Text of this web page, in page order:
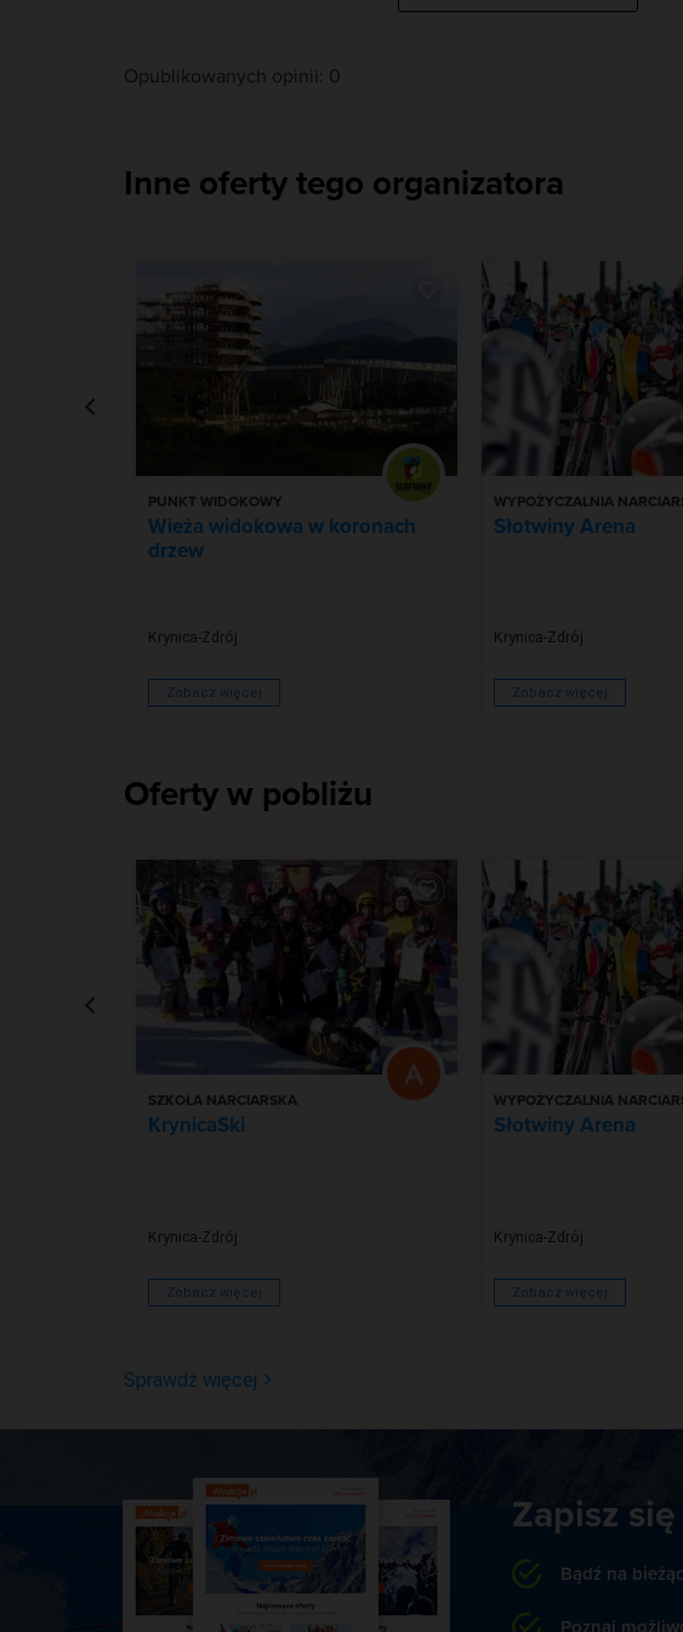
Opublikowanych opinii: 0
Inne oferty tego organizatora
PUNKT WIDOKOWY
Wieża widokowa w koronach
drzew
Krynica-Zdrój
Zobacz więcej
WYPOŻYCZALNIA
Słotwiny Arena
Krynica-Zdrój
Zobacz więcej
Oferty w pobliżu
SZKOŁA NARCIARSKA
KrynicaSki
Krynica-Zdrój
Zobacz więcej
WYPOŻYCZALNIA
Słotwiny Arena
Krynica-Zdrój
Zobacz więcej
Sprawdź więcej
Zapisz
Bądź na
Poznaj